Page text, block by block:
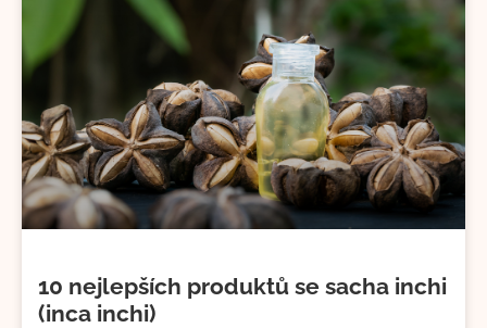
10 nejlepších produktů se sacha inchi
(inca inchi)